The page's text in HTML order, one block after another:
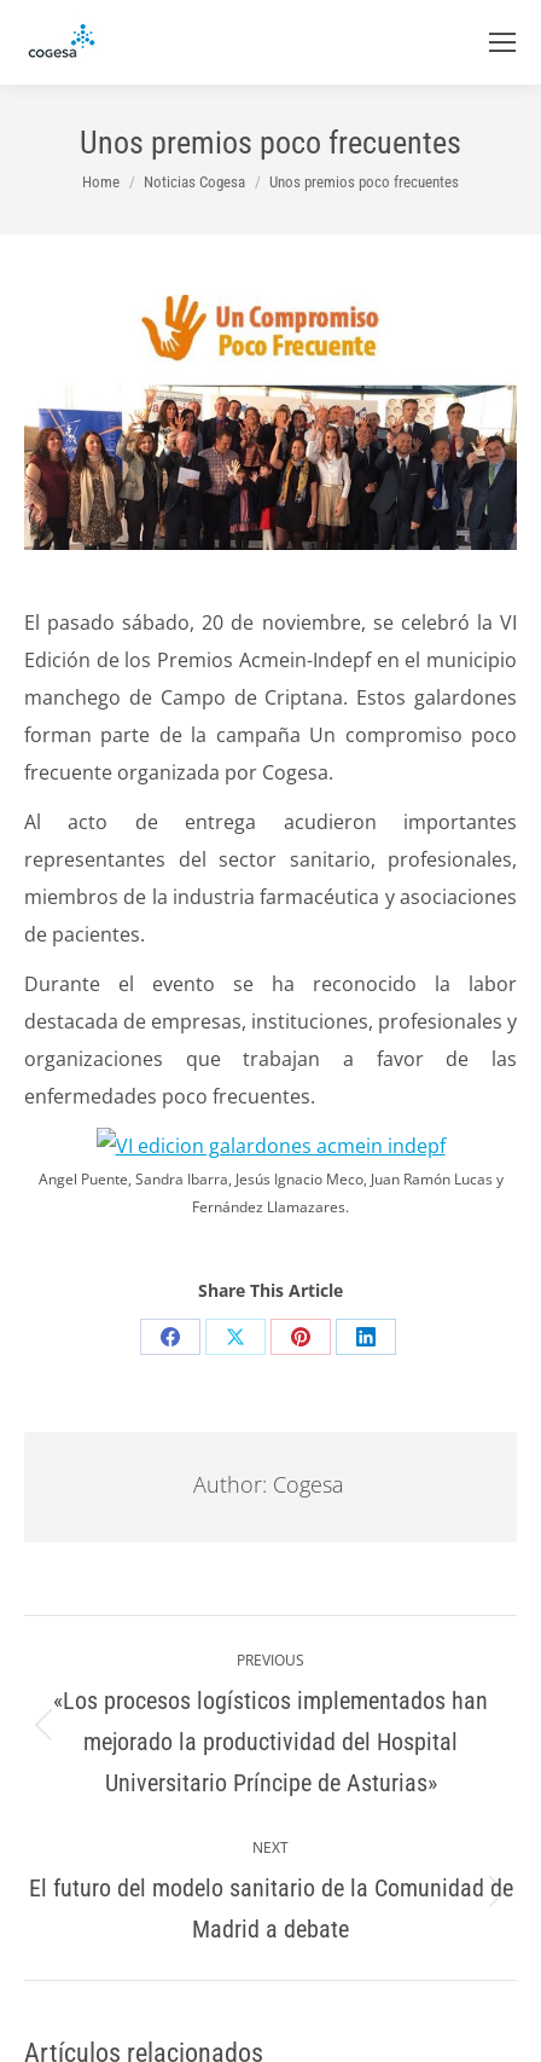
Unos premios poco frecuentes
You are here:
Home Noticias Cogesa Unos premios poco frecuentes
El pasado sábado, 20 de noviembre, se celebró la VI
Edición de los Premios Acmein-Indepf en el municipio
manchego de Campo de Criptana. Estos galardones
forman parte de la campaña Un compromiso poco
frecuente organizada por Cogesa.
Al acto de entrega acudieron importantes
representantes del sector sanitario, profesionales,
miembros de la industria farmacéutica y asociaciones
de pacientes.
Durante el evento se ha reconocido la labor
destacada de empresas, instituciones, profesionales y
organizaciones que trabajan a favor de las
enfermedades poco frecuentes.
Angel Puente, Sandra Ibarra, Jesús Ignacio Meco, Juan Ramón Lucas y
Fernández Llamazares.
Share This Article
Share Share Share Share
Author: Cogesa
Post
PREVIOUS
Previous
post:
«Los procesos logísticos implementados han
mejorado la productividad del Hospital
Universitario Príncipe de Asturias»
NEXT
post:
El futuro del modelo sanitario de la Comunidad de
Madrid a debate
Artículos relacionados